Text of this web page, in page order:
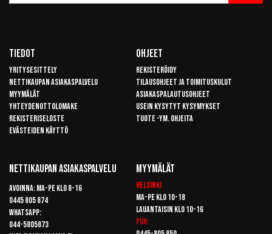
Tiedot
Yritysesittely
Nettikaupan asiakaspalvelu
Myymälät
Yhteydenottolomake
Rekisteriseloste
Evästeiden käyttö
Ohjeet
Rekisteröidy
Tilausohjeet ja toimituskulut
Asiakaspalautusohjeet
Usein kysytyt kysymykset
Tuote -ym. ohjeita
Nettikaupan Asiakaspalvelu
Avoinna: Ma-pe klo 8-16
0445 805 874
Whatsapp:
044-5805873
Myymälät
Helsinki
Ma-pe klo 10-18
Lauantaisin klo 10-16
Puh: